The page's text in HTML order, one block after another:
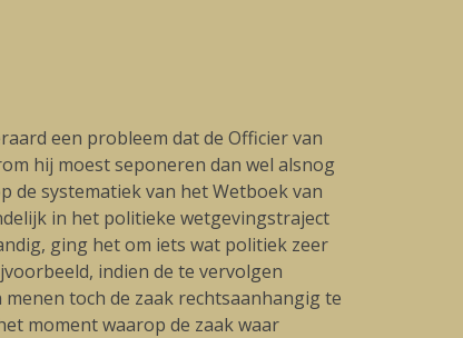
een probleem dat de Officier van
hij moest seponeren dan wel alsnog
de systematiek van het Wetboek van
in het politieke wetgevingstraject
ging het om iets wat politiek zeer
indien de te vervolgen
toch de zaak rechtsaanhangig te
moment waarop de zaak waar